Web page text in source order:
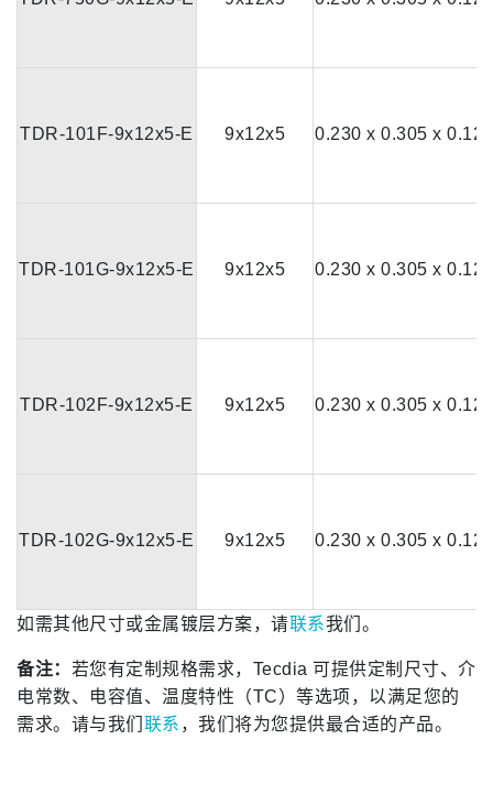
TDR-101F-9x12x5-E 9x12x5 0.230 x 0.305 x 0.127
TDR-101G-9x12x5-E 9x12x5 0.230 x 0.305 x 0.127
TDR-102F-9x12x5-E 9x12x5 0.230 x 0.305 x 0.127
TDR-102G-9x12x5-E 9x12x5 0.230 x 0.305 x 0.127
如需其他尺寸或金属镀层方案，请联系我们。
备注： 若您有定制规格需求，Tecdia 可提供定制尺寸、介
电常数、电容值、温度特性（TC）等选项，以满足您的
需求。请与我们 联系 ，我们将为您提供最合适的产品。